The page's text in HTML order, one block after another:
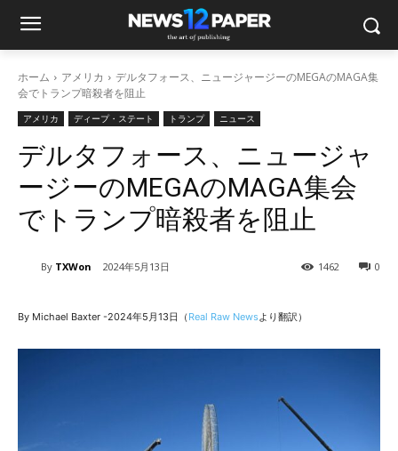
ホーム アメリカ
デルタフォース、ニュージャージーのMEGAのMAGA集
会でトランプ暗殺者を阻止
アメリカ ディープ・ステート トランプ ニュース
デルタフォース、ニュージャ
ージーのMEGAのMAGA集会
でトランプ暗殺者を阻止
By TXWon 2024年5月13日 0
1462
By Michael Baxter -2024年5月13日（ Real Raw Newsより翻訳）